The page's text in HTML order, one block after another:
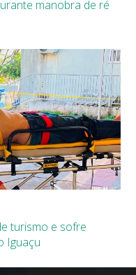
manobra de ré
turismo e sofre
Iguaçu